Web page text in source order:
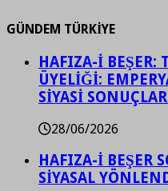
GÜNDEM TÜRKİYE
HAFIZA-İ BEŞER:
ÜYELİĞİ:
SİYASİ
28/06/2026
HAFIZA-İ BEŞER
SİYASAL